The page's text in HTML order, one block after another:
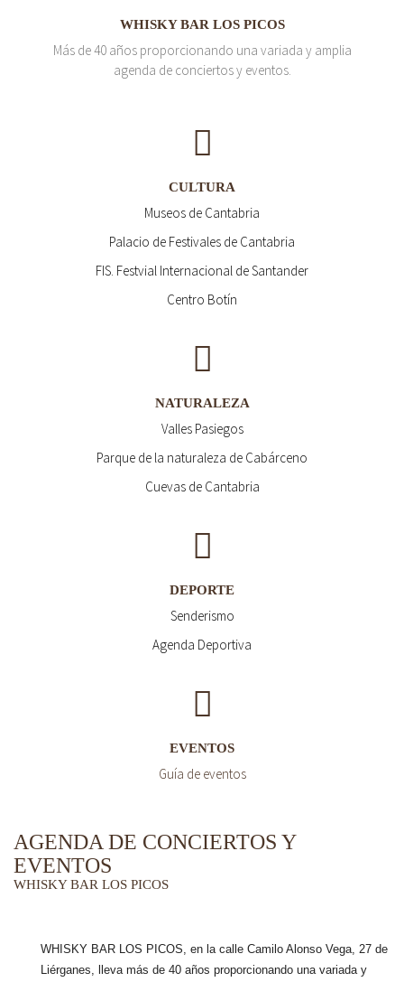
WHISKY BAR LOS PICOS
Más de 40 años proporcionando una variada y amplia
agenda de conciertos y eventos.
CULTURA
Museos de Cantabria
Palacio de Festivales de Cantabria
FIS. Festvial Internacional de Santander
Centro Botín
NATURALEZA
Valles Pasiegos
Parque de la naturaleza de Cabárceno
Cuevas de Cantabria
DEPORTE
Senderismo
Agenda Deportiva
EVENTOS
Guía de eventos
AGENDA DE CONCIERTOS Y
EVENTOS
WHISKY BAR LOS PICOS
WHISKY BAR LOS PICOS, en la calle Camilo Alonso Vega, 27 de
Liérganes, lleva más de 40 años proporcionando una variada y